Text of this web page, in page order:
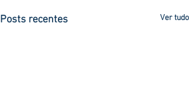
Posts recentes Ver tudo